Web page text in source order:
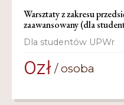
Warsztaty z zakresu
zaawansowany (dla
Dla studentów UPWr
0zł